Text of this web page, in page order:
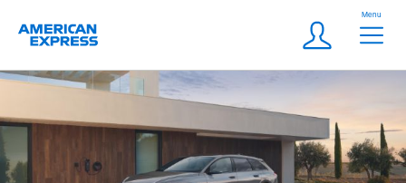
Logo
Meta
Login
Menu